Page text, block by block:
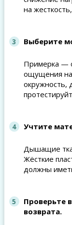
на
Выберите
Примерка —
ощущения на
окружность,
Учтите
Дышащие
Жёсткие
должны
Проверьте
возврата.